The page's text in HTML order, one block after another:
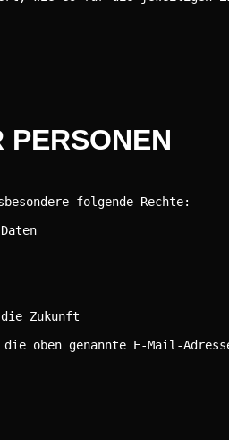
PERSONEN
folgende Rechte:
Zukunft
oben genannte E-Mail-